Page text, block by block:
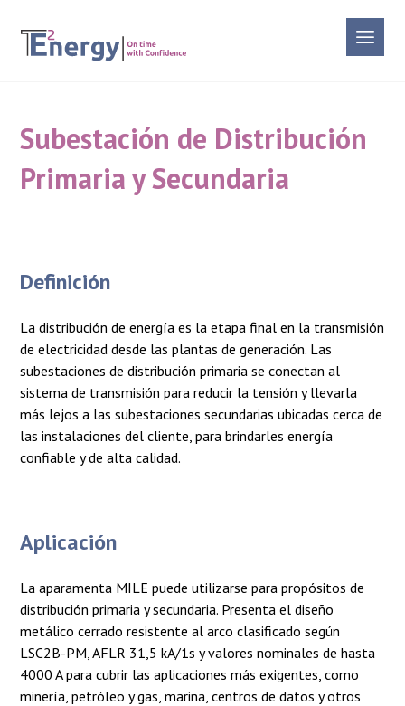
Subestación de Distribución
Primaria y Secundaria
Definición
La distribución de energía es la etapa final en la transmisión
de electricidad desde las plantas de generación. Las
subestaciones de distribución primaria se conectan al
sistema de transmisión para reducir la tensión y llevarla
más lejos a las subestaciones secundarias ubicadas cerca de
las instalaciones del cliente, para brindarles energía
confiable y de alta calidad.
Aplicación
La aparamenta MILE puede utilizarse para propósitos de
distribución primaria y secundaria. Presenta el diseño
metálico cerrado resistente al arco clasificado según
LSC2B-PM, AFLR 31,5 kA/1s y valores nominales de hasta
4000 A para cubrir las aplicaciones más exigentes, como
minería, petróleo y gas, marina, centros de datos y otros